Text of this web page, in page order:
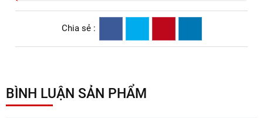
Chia sẻ :
BÌNH LUẬN SẢN PHẨM